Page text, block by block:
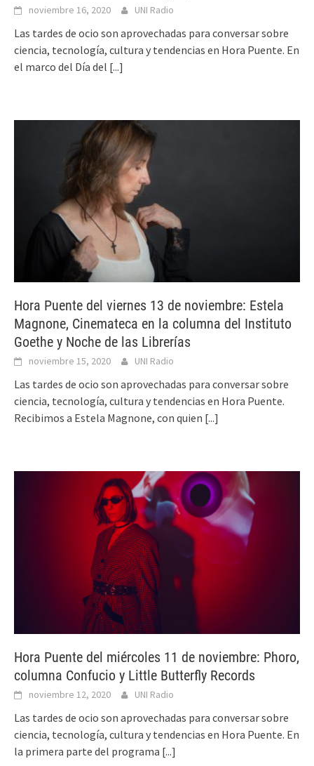
noviembre 16, 2020 UNI Radio
Las tardes de ocio son aprovechadas para conversar sobre
ciencia, tecnología, cultura y tendencias en Hora Puente. En
el marco del Día del [...]
Hora Puente del viernes 13 de noviembre: Estela
Magnone, Cinemateca en la columna del Instituto
Goethe y Noche de las Librerías
noviembre 15, 2020 UNI Radio
Las tardes de ocio son aprovechadas para conversar sobre
ciencia, tecnología, cultura y tendencias en Hora Puente.
Recibimos a Estela Magnone, con quien [...]
Hora Puente del miércoles 11 de noviembre: Phoro,
columna Confucio y Little Butterfly Records
noviembre 12, 2020 UNI Radio
Las tardes de ocio son aprovechadas para conversar sobre
ciencia, tecnología, cultura y tendencias en Hora Puente. En
la primera parte del programa [...]